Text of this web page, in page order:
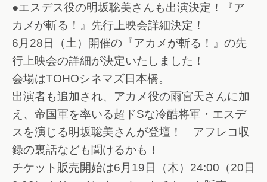
●エスデス役の明坂聡美さんも出演決定！『ア
カメが斬る！』先行上映会詳細決定！
6月28日（土）開催の『アカメが斬る！』の先
行上映会の詳細が決定いたしました！
会場はTOHOシネマズ日本橋。
出演者も追加され、アカメ役の雨宮天さんに加
え、帝国軍を率いる超ドSな冷酷将軍・エスデ
スを演じる明坂聡美さんが登壇！ アフレコ収
録の裏話なども聞けるかも！
チケット販売開始は6月19日（木）24:00（20日